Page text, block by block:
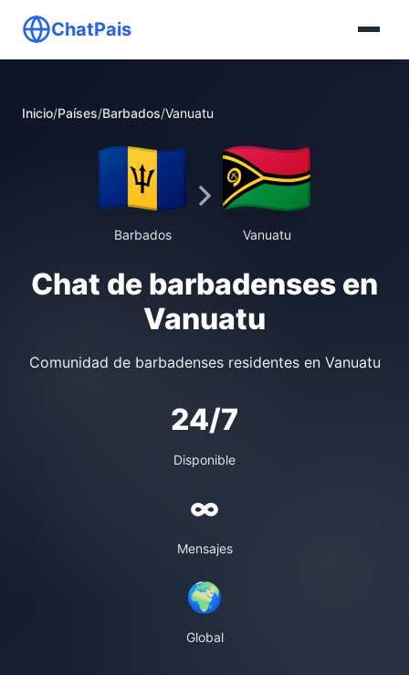
ChatPais
Inicio/Países/Barbados/Vanuatu
Barbados Vanuatu
Chat de barbadenses en
Vanuatu
Comunidad de barbadenses residentes en Vanuatu
24/7
Disponible
∞
Mensajes
🌍
Global